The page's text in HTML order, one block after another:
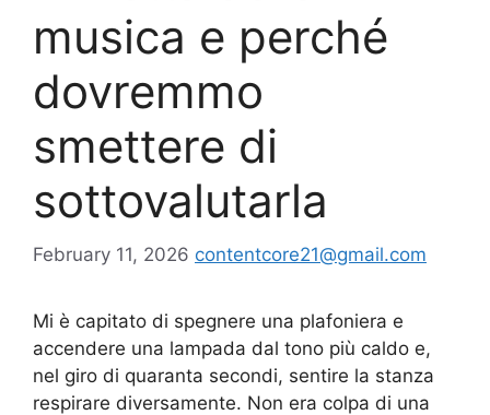
musica e perché
dovremmo
smettere di
sottovalutarla
February 11, 2026 contentcore21@gmail.com
Mi è capitato di spegnere una plafoniera e
accendere una lampada dal tono più caldo e,
nel giro di quaranta secondi, sentire la stanza
respirare diversamente. Non era colpa di una